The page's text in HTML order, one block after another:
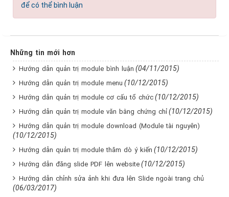
để có thể bình luận
Những tin mới hơn
Hướng dẫn quản trị module bình luận (04/11/2015)
Hướng dẫn quản trị module menu (10/12/2015)
Hướng dẫn quản trị module cơ cấu tổ chức (10/12/2015)
Hướng dẫn quản trị module văn bằng chứng chỉ (10/12/2015)
Hướng dẫn quản trị module download (Module tài nguyên)
(10/12/2015)
Hướng dẫn quản trị module thăm dò ý kiến (10/12/2015)
Hướng dẫn đăng slide PDF lên website (10/12/2015)
Hướng dẫn chỉnh sửa ảnh khi đưa lên Slide ngoài trang chủ
(06/03/2017)